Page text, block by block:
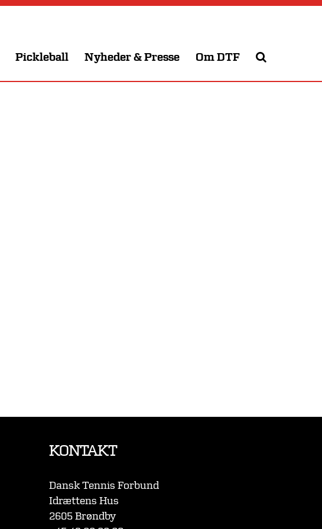
Pickleball Nyheder & Presse Om DTF
KONTAKT
Dansk Tennis Forbund
Idrættens Hus
2605 Brøndby